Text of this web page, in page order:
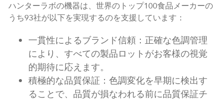
ハンターラボの機器は、世界のトップ100食品メーカーの
うち93社が以下を実現するのを支援しています：
一貫性によるブランド信頼：正確な色調管理
により、すべての製品ロットがお客様の視覚
的期待に応えます。
積極的な品質保証：色調変化を早期に検出す
ることで、品質が損なわれる前に品質保証チ